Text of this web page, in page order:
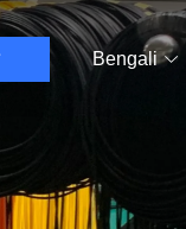
Bengali